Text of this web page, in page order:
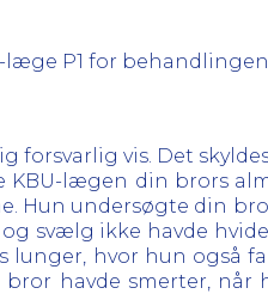
læge P1 for
forsvarlig vis. Det
KBU-lægen din brors
Hun undersøgte din
svælg ikke havde
hvor hun også
havde smerter, når